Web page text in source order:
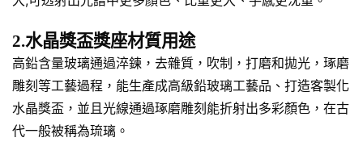
2.水晶獎盃獎座材質用途
高鉛含量玻璃通過淬鍊，去雜質，吹制，打磨和拋光，琢磨
雕刻等工藝過程，能生產成高級鉛玻璃工藝品、打造客製化
水晶獎盃，並且光線通過琢磨雕刻能折射出多彩顏色，在古
代一般被稱為琉璃。